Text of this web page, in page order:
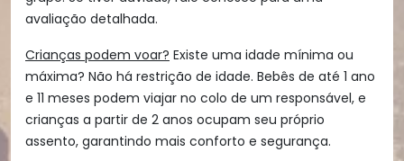
avaliação detalhada.
Crianças podem voar? Existe uma idade mínima ou
máxima? Não há restrição de idade. Bebês de até 1 ano
e 11 meses podem viajar no colo de um responsável, e
crianças a partir de 2 anos ocupam seu próprio
assento, garantindo mais conforto e segurança.